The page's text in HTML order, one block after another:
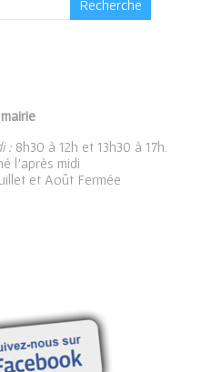
: 8h30 à 12h et 13h30 à 17h.
l’après midi
et Août Fermée